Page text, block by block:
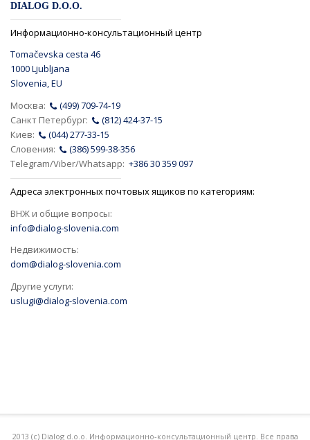
DIALOG D.O.O.
Информационно-консультационный центр
Tomačevska cesta 46
1000 Ljubljana
Slovenia, EU
Москва:
(499) 709-74-19
Санкт Петербург:
(812) 424-37-15
Киев:
(044) 277-33-15
Словения:
(386) 599-38-356
Telegram/Viber/Whatsapp: +386 30 359 097
Адреса электронных почтовых ящиков по категориям:
ВНЖ и общие вопросы:
info@dialog-slovenia.com
Недвижимость:
dom@dialog-slovenia.com
Другие услуги:
uslugi@dialog-slovenia.com
2013 (с) Dialog d.o.o. Информационно-консультационный центр. Все права